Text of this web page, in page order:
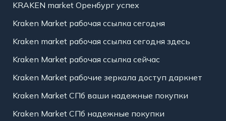
KRAKEN market Оренбург успех
Kraken Market рабочая ссылка сегодня
Kraken market рабочая ссылка сегодня здесь
Kraken Market рабочая ссылка сейчас
Kraken Market рабочие зеркала доступ даркнет
Kraken Market СПб ваши надежные покупки
Kraken Market СПб надежные покупки